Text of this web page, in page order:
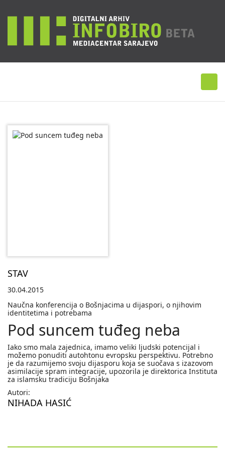
STAV
30.04.2015
Naučna konferencija o Bošnjacima u dijaspori, o njihovim
identitetima i potrebama
Pod suncem tuđeg neba
Iako smo mala zajednica, imamo veliki ljudski potencijal i
možemo ponuditi autohtonu evropsku perspektivu. Potrebno
je da razumijemo svoju dijasporu koja se suočava s izazovom
asimilacije spram integracije, upozorila je direktorica Instituta
za islamsku tradiciju Bošnjaka
Autori:
NIHADA HASIĆ